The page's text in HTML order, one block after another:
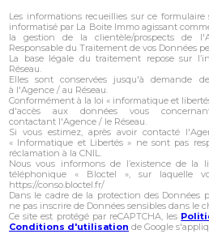
Les informations recueillies sur ce
informatisé par La Boite Immo agissant
la gestion de la clientèle/prospects de
Responsable du Traitement de vos Données
La base légale du traitement repose sur
Réseau.
Elles sont conservées jusqu'à demande
à l'Agence / au Réseau.
Conformément à la loi « informatique et
d'accès aux données vous
contactant l'Agence / le Réseau.
Si vous estimez, après avoir contacté
« Informatique et Libertés » ne sont pas
réclamation à la CNIL.
Nous vous informons de l’existence de la
téléphonique « Bloctel », sur laquelle
https://conso.bloctel.fr/
Dans le cadre de la protection des Données
ne pas inscrire de Données sensibles dans le
Ce site est protégé par reCAPTCHA, les
Conditions d'utilisation de Google